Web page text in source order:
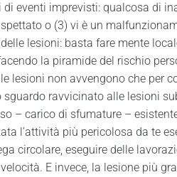
eventi imprevisti: qualcosa di
o (3) vi è un
lesioni: basta fare mente
la piramide del rischio
lesioni non avvengono che per
ravvicinato alle lesioni
– carico di sfumature –
l’attività più pericolosa da te
circolare, eseguire delle
E invece, la lesione più